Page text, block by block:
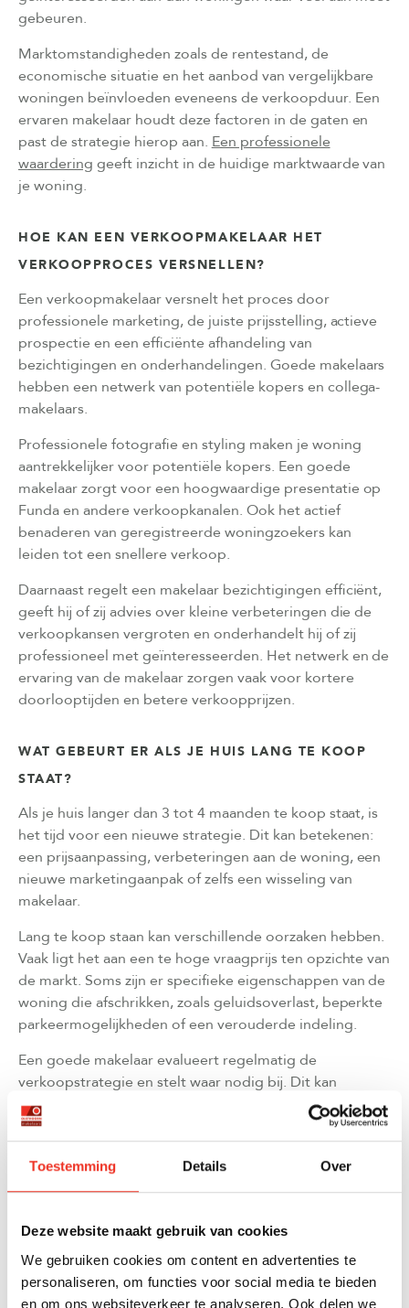
Toestemming Details Over
Deze website maakt gebruik van cookies
We gebruiken cookies om content en advertenties te
personaliseren, om functies voor social media te bieden
en om ons websiteverkeer te analyseren. Ook delen we
gebeuren.
Marktomstandigheden zoals de rentestand, de
economische situatie en het aanbod van vergelijkbare
woningen beïnvloeden eveneens de verkoopduur. Een
ervaren makelaar houdt deze factoren in de gaten en
past de strategie hierop aan. Een professionele
waardering geeft inzicht in de huidige marktwaarde van
je woning.
HOE KAN EEN VERKOOPMAKELAAR HET
VERKOOPPROCES VERSNELLEN?
Een verkoopmakelaar versnelt het proces door
professionele marketing, de juiste prijsstelling, actieve
prospectie en een efficiënte afhandeling van
bezichtigingen en onderhandelingen. Goede makelaars
hebben een netwerk van potentiële kopers en collega-
makelaars.
Professionele fotografie en styling maken je woning
aantrekkelijker voor potentiële kopers. Een goede
makelaar zorgt voor een hoogwaardige presentatie op
Funda en andere verkoopkanalen. Ook het actief
benaderen van geregistreerde woningzoekers kan
leiden tot een snellere verkoop.
Daarnaast regelt een makelaar bezichtigingen efficiënt,
geeft hij of zij advies over kleine verbeteringen die de
verkoopkansen vergroten en onderhandelt hij of zij
professioneel met geïnteresseerden. Het netwerk en de
ervaring van de makelaar zorgen vaak voor kortere
doorlooptijden en betere verkoopprijzen.
WAT GEBEURT ER ALS JE HUIS LANG TE KOOP
STAAT?
Als je huis langer dan 3 tot 4 maanden te koop staat, is
het tijd voor een nieuwe strategie. Dit kan betekenen:
een prijsaanpassing, verbeteringen aan de woning, een
nieuwe marketingaanpak of zelfs een wisseling van
makelaar.
Lang te koop staan kan verschillende oorzaken hebben.
Vaak ligt het aan een te hoge vraagprijs ten opzichte van
de markt. Soms zijn er specifieke eigenschappen van de
woning die afschrikken, zoals geluidsoverlast, beperkte
parkeermogelijkheden of een verouderde indeling.
Een goede makelaar evalueert regelmatig de
verkoopstrategie en stelt waar nodig bij. Dit kan
inhouden dat de marketing wordt aangepast, de
presentatie wordt verbeterd of dat er wordt gekeken
naar kleine investeringen die de aantrekkelijkheid
verhogen.Aanvullende services zoals styling kunnen
helpen om de woning in een nieuw daglicht te zetten.
HOE BEREID JE JE HUIS VOOR OM HET SNELLER
TE VERKOPEN?